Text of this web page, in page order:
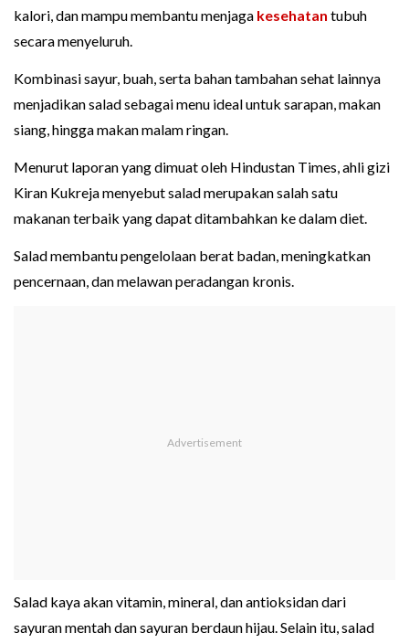
kalori, dan mampu membantu menjaga kesehatan tubuh
secara menyeluruh.
Kombinasi sayur, buah, serta bahan tambahan sehat lainnya
menjadikan salad sebagai menu ideal untuk sarapan, makan
siang, hingga makan malam ringan.
Menurut laporan yang dimuat oleh Hindustan Times, ahli gizi
Kiran Kukreja menyebut salad merupakan salah satu
makanan terbaik yang dapat ditambahkan ke dalam diet.
Salad membantu pengelolaan berat badan, meningkatkan
pencernaan, dan melawan peradangan kronis.
Salad kaya akan vitamin, mineral, dan antioksidan dari
sayuran mentah dan sayuran berdaun hijau. Selain itu, salad